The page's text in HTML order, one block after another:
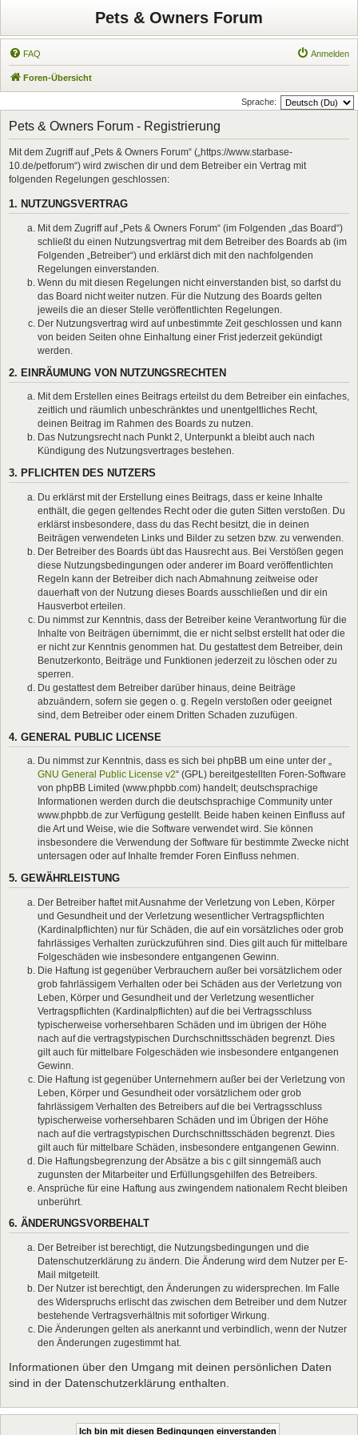
Pets & Owners Forum
FAQ Anmelden
Foren-Übersicht
Sprache:
Pets & Owners Forum - Registrierung
Mit dem Zugriff auf „Pets & Owners Forum“ („https://www.starbase-
10.de/petforum“) wird zwischen dir und dem Betreiber ein Vertrag mit
folgenden Regelungen geschlossen:
1. NUTZUNGSVERTRAG
Mit dem Zugriff auf „Pets & Owners Forum“ (im Folgenden „das Board“)
schließt du einen Nutzungsvertrag mit dem Betreiber des Boards ab (im
Folgenden „Betreiber“) und erklärst dich mit den nachfolgenden
Regelungen einverstanden.
Wenn du mit diesen Regelungen nicht einverstanden bist, so darfst du
das Board nicht weiter nutzen. Für die Nutzung des Boards gelten
jeweils die an dieser Stelle veröffentlichten Regelungen.
Der Nutzungsvertrag wird auf unbestimmte Zeit geschlossen und kann
von beiden Seiten ohne Einhaltung einer Frist jederzeit gekündigt
werden.
2. EINRÄUMUNG VON NUTZUNGSRECHTEN
Mit dem Erstellen eines Beitrags erteilst du dem Betreiber ein einfaches,
zeitlich und räumlich unbeschränktes und unentgeltliches Recht,
deinen Beitrag im Rahmen des Boards zu nutzen.
Das Nutzungsrecht nach Punkt 2, Unterpunkt a bleibt auch nach
Kündigung des Nutzungsvertrages bestehen.
3. PFLICHTEN DES NUTZERS
Du erklärst mit der Erstellung eines Beitrags, dass er keine Inhalte
enthält, die gegen geltendes Recht oder die guten Sitten verstoßen. Du
erklärst insbesondere, dass du das Recht besitzt, die in deinen
Beiträgen verwendeten Links und Bilder zu setzen bzw. zu verwenden.
Der Betreiber des Boards übt das Hausrecht aus. Bei Verstößen gegen
diese Nutzungsbedingungen oder anderer im Board veröffentlichten
Regeln kann der Betreiber dich nach Abmahnung zeitweise oder
dauerhaft von der Nutzung dieses Boards ausschließen und dir ein
Hausverbot erteilen.
Du nimmst zur Kenntnis, dass der Betreiber keine Verantwortung für die
Inhalte von Beiträgen übernimmt, die er nicht selbst erstellt hat oder die
er nicht zur Kenntnis genommen hat. Du gestattest dem Betreiber, dein
Benutzerkonto, Beiträge und Funktionen jederzeit zu löschen oder zu
sperren.
Du gestattest dem Betreiber darüber hinaus, deine Beiträge
abzuändern, sofern sie gegen o. g. Regeln verstoßen oder geeignet
sind, dem Betreiber oder einem Dritten Schaden zuzufügen.
4. GENERAL PUBLIC LICENSE
Du nimmst zur Kenntnis, dass es sich bei phpBB um eine unter der „
GNU General Public License v2“ (GPL) bereitgestellten Foren-Software
von phpBB Limited (www.phpbb.com) handelt; deutschsprachige
Informationen werden durch die deutschsprachige Community unter
www.phpbb.de zur Verfügung gestellt. Beide haben keinen Einfluss auf
die Art und Weise, wie die Software verwendet wird. Sie können
insbesondere die Verwendung der Software für bestimmte Zwecke nicht
untersagen oder auf Inhalte fremder Foren Einfluss nehmen.
5. GEWÄHRLEISTUNG
Der Betreiber haftet mit Ausnahme der Verletzung von Leben, Körper
und Gesundheit und der Verletzung wesentlicher Vertragspflichten
(Kardinalpflichten) nur für Schäden, die auf ein vorsätzliches oder grob
fahrlässiges Verhalten zurückzuführen sind. Dies gilt auch für mittelbare
Folgeschäden wie insbesondere entgangenen Gewinn.
Die Haftung ist gegenüber Verbrauchern außer bei vorsätzlichem oder
grob fahrlässigem Verhalten oder bei Schäden aus der Verletzung von
Leben, Körper und Gesundheit und der Verletzung wesentlicher
Vertragspflichten (Kardinalpflichten) auf die bei Vertragsschluss
typischerweise vorhersehbaren Schäden und im übrigen der Höhe
nach auf die vertragstypischen Durchschnittsschäden begrenzt. Dies
gilt auch für mittelbare Folgeschäden wie insbesondere entgangenen
Gewinn.
Die Haftung ist gegenüber Unternehmern außer bei der Verletzung von
Leben, Körper und Gesundheit oder vorsätzlichem oder grob
fahrlässigem Verhalten des Betreibers auf die bei Vertragsschluss
typischerweise vorhersehbaren Schäden und im Übrigen der Höhe
nach auf die vertragstypischen Durchschnittsschäden begrenzt. Dies
gilt auch für mittelbare Schäden, insbesondere entgangenen Gewinn.
Die Haftungsbegrenzung der Absätze a bis c gilt sinngemäß auch
zugunsten der Mitarbeiter und Erfüllungsgehilfen des Betreibers.
Ansprüche für eine Haftung aus zwingendem nationalem Recht bleiben
unberührt.
6. ÄNDERUNGSVORBEHALT
Der Betreiber ist berechtigt, die Nutzungsbedingungen und die
Datenschutzerklärung zu ändern. Die Änderung wird dem Nutzer per E-
Mail mitgeteilt.
Der Nutzer ist berechtigt, den Änderungen zu widersprechen. Im Falle
des Widerspruchs erlischt das zwischen dem Betreiber und dem Nutzer
bestehende Vertragsverhältnis mit sofortiger Wirkung.
Die Änderungen gelten als anerkannt und verbindlich, wenn der Nutzer
den Änderungen zugestimmt hat.
Informationen über den Umgang mit deinen persönlichen Daten
sind in der Datenschutzerklärung enthalten.